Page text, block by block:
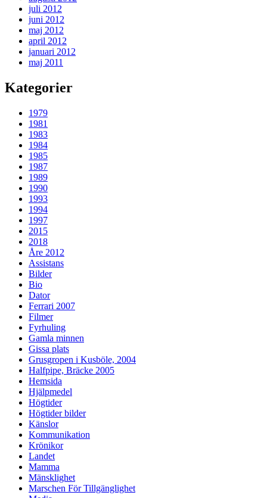
juli 2012
juni 2012
maj 2012
april 2012
januari 2012
maj 2011
Kategorier
1979
1981
1983
1984
1985
1987
1989
1990
1993
1994
1997
2015
2018
Åre 2012
Assistans
Bilder
Bio
Dator
Ferrari 2007
Filmer
Fyrhuling
Gamla minnen
Gissa plats
Grusgropen i Kusböle, 2004
Halfpipe, Bräcke 2005
Hemsida
Hjälpmedel
Högtider
Högtider bilder
Känslor
Kommunikation
Krönikor
Landet
Mamma
Mänsklighet
Marschen För Tillgänglighet